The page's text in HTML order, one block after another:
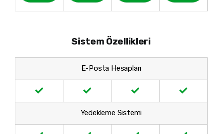
Sistem Özellikleri
E-Posta Hesapları
Yedekleme Sistemi